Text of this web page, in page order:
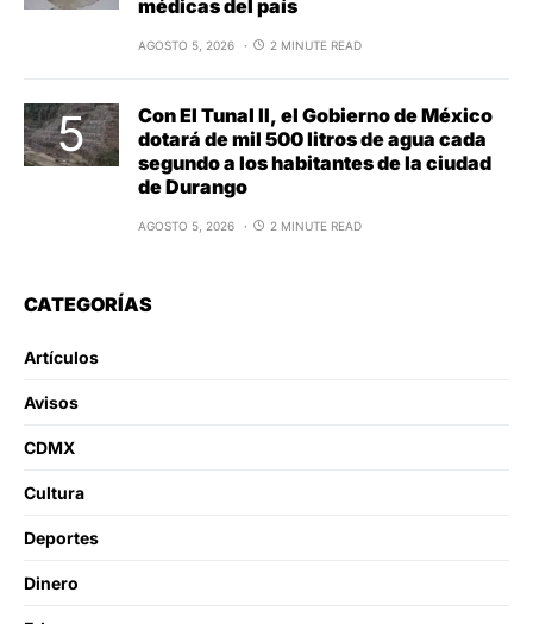
médicas del país
AGOSTO 5, 2026 2 MINUTE READ
Con El Tunal II, el Gobierno de México
dotará de mil 500 litros de agua cada
segundo a los habitantes de la ciudad
de Durango
AGOSTO 5, 2026 2 MINUTE READ
CATEGORÍAS
Artículos
Avisos
CDMX
Cultura
Deportes
Dinero